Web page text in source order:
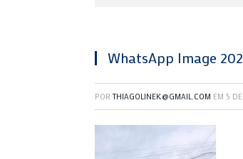
WhatsApp Image
PORTHIAGOLINEK@GMAIL.COM EM 5